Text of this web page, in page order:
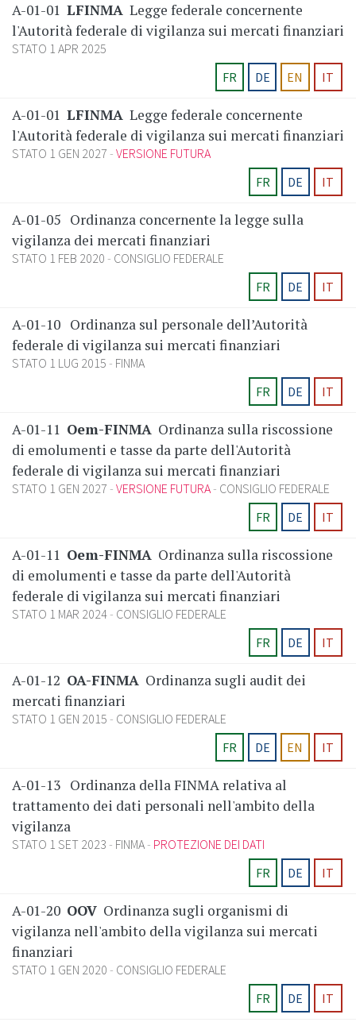
A-01-01 LFINMA Legge federale concernente
l'Autorità federale di vigilanza sui mercati finanziari
STATO 1 APR 2025
FR
DE EN IT
A-01-01 LFINMA Legge federale concernente
l'Autorità federale di vigilanza sui mercati finanziari
STATO 1 GEN 2027 VERSIONE FUTURA
FR
DE IT
A-01-05 Ordinanza concernente la legge sulla
vigilanza dei mercati finanziari
STATO 1 FEB 2020
CONSIGLIO FEDERALE
FR
DE IT
A-01-10 Ordinanza sul personale dell’Autorità
federale di vigilanza sui mercati finanziari
STATO 1 LUG 2015
FINMA
FR
DE IT
A-01-11 Oem-FINMA Ordinanza sulla riscossione
di emolumenti e tasse da parte dell'Autorità
federale di vigilanza sui mercati finanziari
STATO 1 GEN 2027 VERSIONE FUTURA CONSIGLIO FEDERALE
FR
DE IT
A-01-11 Oem-FINMA Ordinanza sulla riscossione
di emolumenti e tasse da parte dell'Autorità
federale di vigilanza sui mercati finanziari
STATO 1 MAR 2024 CONSIGLIO FEDERALE
FR
DE IT
A-01-12 OA-FINMA Ordinanza sugli audit dei
mercati finanziari
STATO 1 GEN 2015
CONSIGLIO FEDERALE
FR
DE EN IT
A-01-13 Ordinanza della FINMA relativa al
trattamento dei dati personali nell'ambito della
vigilanza
STATO 1 SET 2023 FINMA PROTEZIONE DEI DATI
FR
DE IT
A-01-20 OOV Ordinanza sugli organismi di
vigilanza nell'ambito della vigilanza sui mercati
finanziari
STATO 1 GEN 2020
CONSIGLIO FEDERALE
FR
DE IT